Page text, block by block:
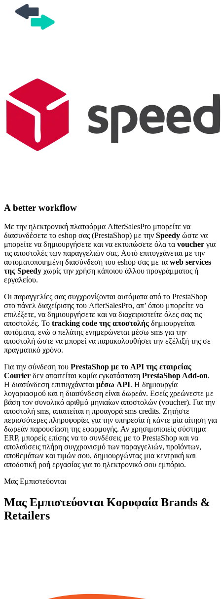
A better workflow
Με την ηλεκτρονική πλατφόρμα AfterSalesPro μπορείτε να
διασυνδέσετε το eshop σας (PrestaShop) με την Speedy ώστε να
μπορείτε να δημιουργήσετε και να εκτυπώσετε όλα τα voucher για
τις αποστολές των παραγγελιών σας. Αυτό επιτυγχάνεται με την
αυτοματοποιημένη διασύνδεση του eshop σας με τα web services
της Speedy χωρίς την χρήση κάποιου άλλου προγράμματος ή
εργαλείου.
Οι παραγγελίες σας συγχρονίζονται αυτόματα από το PrestaShop
στο πάνελ διαχείρισης του AfterSalesPro, απ’ όπου μπορείτε να
επιλέξετε, να δημιουργήσετε και να διαχειριστείτε όλες σας τις
αποστολές. Το tracking code της αποστολής δημιουργείται
αυτόματα, ενώ ο πελάτης ενημερώνεται μέσω sms για την
αποστολή ώστε να μπορεί να παρακολουθήσει την εξέλιξή της σε
πραγματικό χρόνο.
Για την σύνδεση του PrestaShop με το API της εταιρείας
Courier δεν απαιτείται καμία εγκατάσταση PrestaShop Add-on.
H διασύνδεση επιτυγχάνεται μέσω API. Η δημιουργία
λογαριασμού και η διασύνδεση είναι δωρεάν. Εσείς χρεώνεστε με
βάση τον συνολικό αριθμό μηνιαίων αποστολών (voucher). Για την
αποστολή sms, απαιτείται η προαγορά sms credits. Ζητήστε
περισσότερες πληροφορίες για την υπηρεσία ή κάντε μία αίτηση για
δωρεάν παρουσίαση της εφαρμογής. Αν χρησιμοποιείς σύστημα
ERP, μπορείς επίσης να το συνδέσεις με το PrestaShop και να
απολαύσεις πλήρη συγχρονισμό των παραγγελιών, προϊόντων,
αποθεμάτων και τιμών σου, δημιουργώντας μια κεντρική και
αποδοτική ροή εργασίας για το ηλεκτρονικό σου εμπόριο.
Μας Εμπιστεύονται
Μας Εμπιστεύονται Κορυφαία Brands &
Retailers